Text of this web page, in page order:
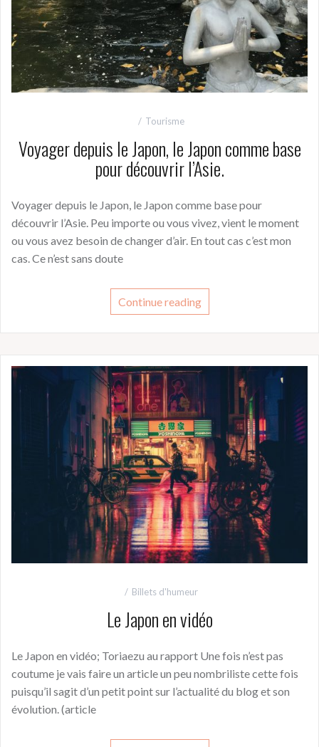
Tourisme
Voyager depuis le Japon, le Japon comme base
pour découvrir l’Asie.
Voyager depuis le Japon, le Japon comme base pour
découvrir l’Asie. Peu importe ou vous vivez, vient le moment
ou vous avez besoin de changer d’air. En tout cas c’est mon
cas. Ce n’est sans doute
Continue reading
Billets d'humeur
Le Japon en vidéo
Le Japon en vidéo; Toriaezu au rapport Une fois n’est pas
coutume je vais faire un article un peu nombriliste cette fois
puisqu’il sagit d’un petit point sur l’actualité du blog et son
évolution. (article